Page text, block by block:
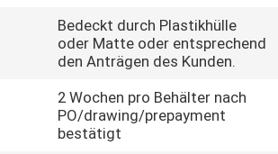
Bedeckt durch Plastikhülle
oder Matte oder entsprechend
den Anträgen des Kunden.
2 Wochen pro Behälter nach
PO/drawing/prepayment
bestätigt